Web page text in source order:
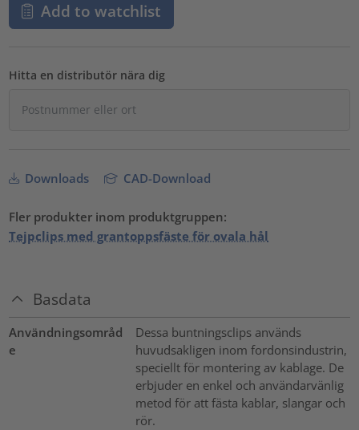
Add to watchlist
Hitta en distributör nära dig
Downloads CAD-Download
Fler produkter inom produktgruppen:
Tejpclips med grantoppsfäste för ovala hål
Basdata
Användningsområd
e
Dessa buntningsclips används
huvudsakligen inom fordonsindustrin,
speciellt för montering av kablage. De
erbjuder en enkel och användarvänlig
metod för att fästa kablar, slangar och
rör.